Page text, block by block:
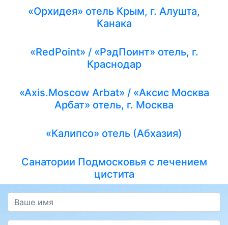
«Орхидея» отель Крым, г. Алушта,
Канака
«RedPoint» / «РэдПоинт» отель, г.
Краснодар
«Axis.Moscow Arbat» / «Аксис Москва
Арбат» отель, г. Москва
«Калипсо» отель (Абхазия)
Санатории Подмосковья с лечением
цистита